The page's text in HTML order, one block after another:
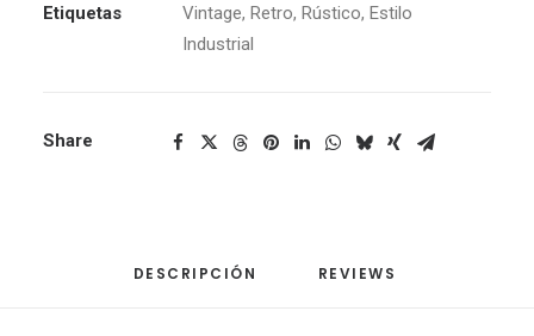
Etiquetas
Vintage, Retro, Rústico, Estilo
Industrial
Share
DESCRIPCIÓN REVIEWS